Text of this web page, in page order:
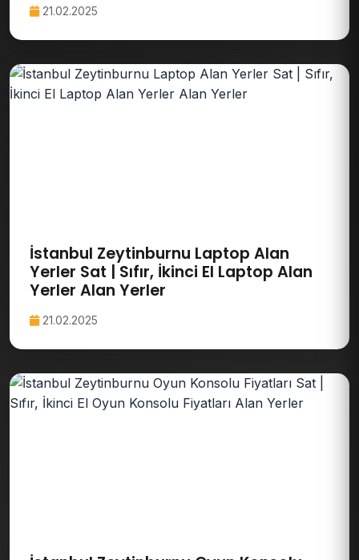
21.02.2025
İstanbul Zeytinburnu Laptop Alan
Yerler Sat | Sıfır, İkinci El Laptop Alan
Yerler Alan Yerler
21.02.2025